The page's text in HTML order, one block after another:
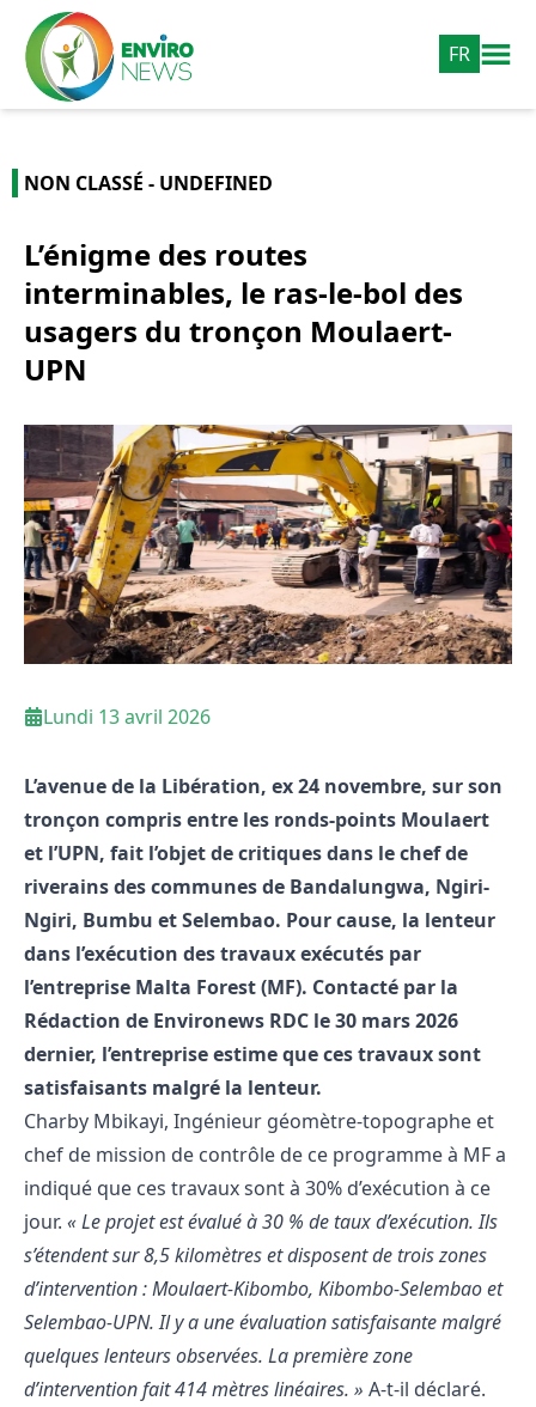
FR
NON CLASSÉ - UNDEFINED
L’énigme des routes
interminables, le ras-le-bol des
usagers du tronçon Moulaert-
UPN
Lundi 13 avril 2026
L’avenue de la Libération, ex 24 novembre, sur son
tronçon compris entre les ronds-points Moulaert
et l’UPN, fait l’objet de critiques dans le chef de
riverains des communes de Bandalungwa, Ngiri-
Ngiri, Bumbu et Selembao. Pour cause, la lenteur
dans l’exécution des travaux exécutés par
l’entreprise Malta Forest (MF). Contacté par la
Rédaction de Environews RDC le 30 mars 2026
dernier, l’entreprise estime que ces travaux sont
satisfaisants malgré la lenteur.
Charby Mbikayi, Ingénieur géomètre-topographe et
chef de mission de contrôle de ce programme à MF a
indiqué que ces travaux sont à 30% d’exécution à ce
jour. « Le projet est évalué à 30 % de taux d’exécution. Ils
s’étendent sur 8,5 kilomètres et disposent de trois zones
d’intervention : Moulaert-Kibombo, Kibombo-Selembao et
Selembao-UPN. Il y a une évaluation satisfaisante malgré
quelques lenteurs observées. La première zone
d’intervention fait 414 mètres linéaires. » A-t-il déclaré.